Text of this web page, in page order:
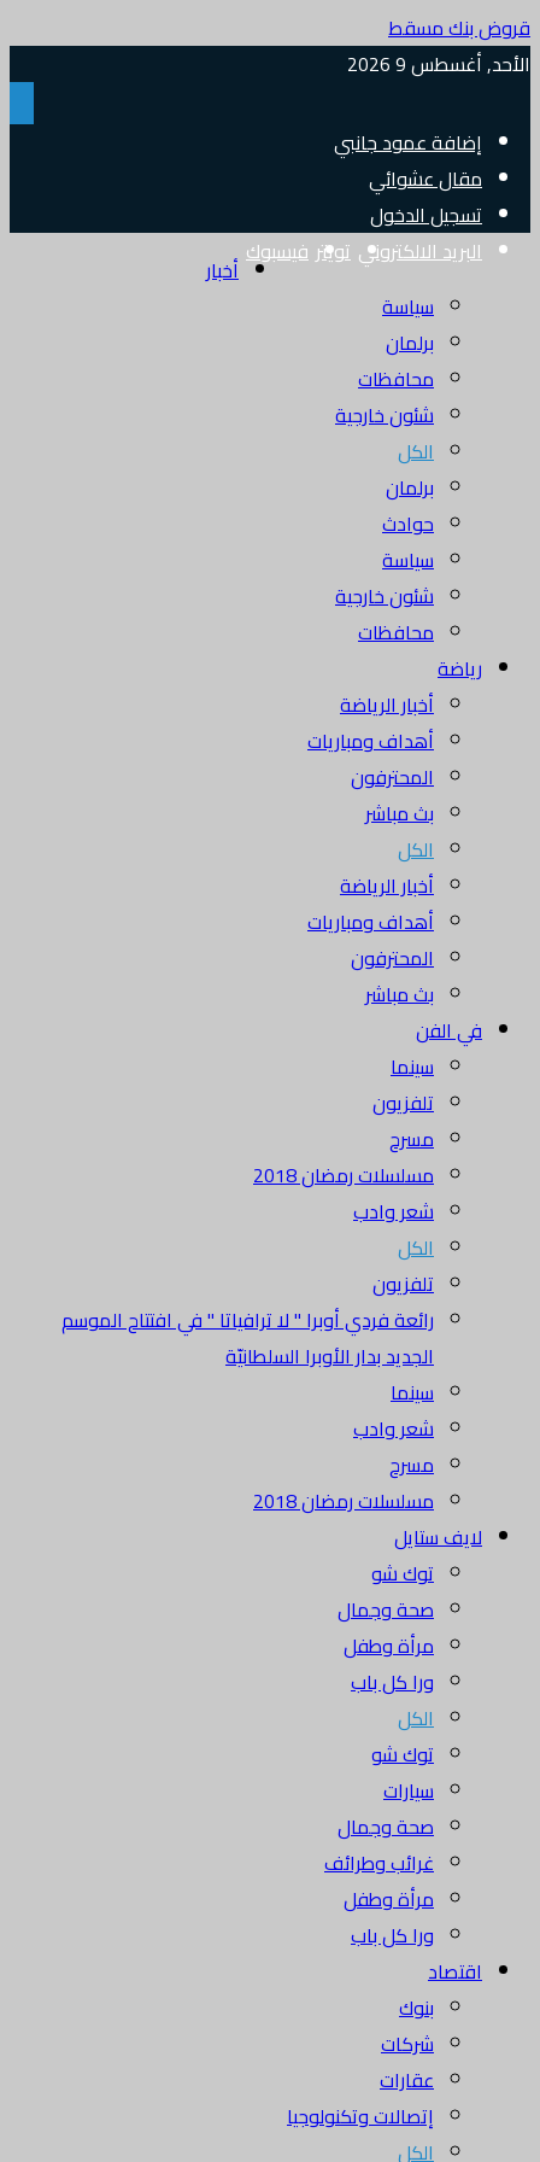
قروض بنك مسقط
الأحد, أغسطس 9 2026
إضافة عمود جانبي
مقال عشوائي
تسجيل الدخول
البريد الالكتروني تويتر فيسبوك
أخبار
سياسة
برلمان
محافظات
شئون خارجية
الكل
برلمان
حوادث
سياسة
شئون خارجية
محافظات
رياضة
أخبار الرياضة
أهداف ومباريات
المحترفون
بث مباشر
الكل
أخبار الرياضة
أهداف ومباريات
المحترفون
بث مباشر
في الفن
سينما
تلفزيون
مسرح
مسلسلات رمضان 2018
شعر وادب
الكل
تلفزيون
رائعة فردي أوبرا " لا ترافياتا " في افتتاح الموسم
الجديد بدار الأوبرا السلطانيّة
سينما
شعر وادب
مسرح
مسلسلات رمضان 2018
لايف ستايل
توك شو
صحة وجمال
مرأة وطفل
ورا كل باب
الكل
توك شو
سيارات
صحة وجمال
غرائب وطرائف
مرأة وطفل
ورا كل باب
اقتصاد
بنوك
شركات
عقارات
إتصالات وتكنولوجيا
الكل